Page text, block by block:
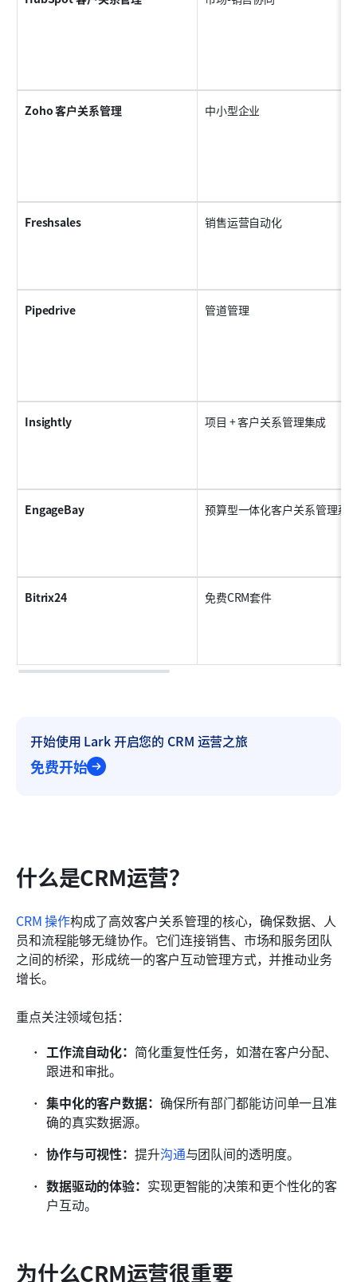
Zoho 客户关系管理 中小型企业
Freshsales 销售运营自动化
Pipedrive 管道管理
Insightly 项目 + 客户关系管理集成
EngageBay 预算型一体化客户关系管理系
Bitrix24 免费CRM套件
开始使用 Lark 开启您的 CRM 运营之旅
免费开始
什么是CRM运营？
CRM 操作构成了高效客户关系管理的核心，确保数据、人
员和流程能够无缝协作。它们连接销售、市场和服务团队
之间的桥梁，形成统一的客户互动管理方式，并推动业务
增长。
重点关注领域包括：
工作流自动化： 简化重复性任务，如潜在客户分配、
跟进和审批。
集中化的客户数据： 确保所有部门都能访问单一且准
确的真实数据源。
协作与可视性：提升沟通与团队间的透明度。
数据驱动的体验： 实现更智能的决策和更个性化的客
户互动。
为什么CRM运营很重要